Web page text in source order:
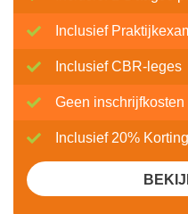
Inclusief
Inclusief CBR-leges
Geen inschrijfkosten
Inclusief 20% Korting